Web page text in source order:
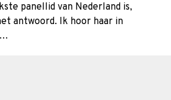
panellid van Nederland is,
antwoord. Ik hoor haar in